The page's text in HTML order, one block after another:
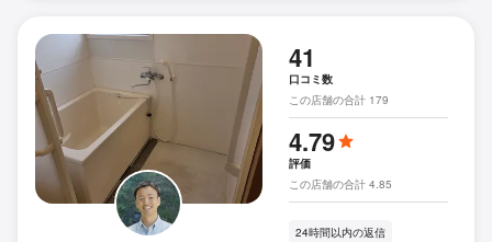
41
口コミ数
この店舗の合計 179
4.79
評価
この店舗の合計 4.85
24時間以内の返信